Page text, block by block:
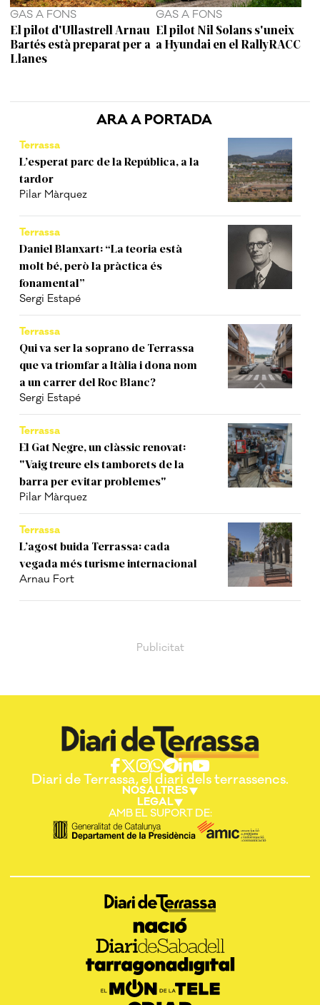
ARA A PORTADA
Terrassa
L’esperat parc de la República, a la
tardor
Pilar Màrquez
Terrassa
Daniel Blanxart: “La teoria està
molt bé, però la pràctica és
fonamental”
Sergi Estapé
Terrassa
Qui va ser la soprano de Terrassa
que va triomfar a Itàlia i dona nom
a un carrer del Roc Blanc?
Sergi Estapé
Terrassa
El Gat Negre, un clàssic renovat:
"Vaig treure els tamborets de la
barra per evitar problemes"
Pilar Màrquez
Terrassa
L’agost buida Terrassa: cada
vegada més turisme internacional
Arnau Fort
GAS A FONS
El pilot d'Ullastrell Arnau
Bartés està preparat per a
Llanes
GAS A FONS
El pilot Nil Solans s'uneix
a Hyundai en el RallyRACC
Diari de Terrassa, el diari dels terrassencs.
NOSALTRES
LEGAL
AMB EL SUPORT DE: